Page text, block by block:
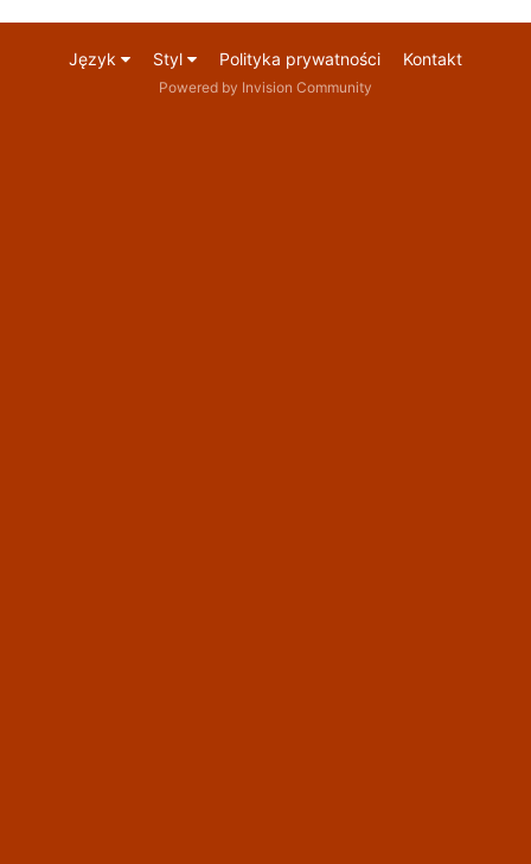
Język Styl Polityka prywatności Kontakt
Powered by Invision Community